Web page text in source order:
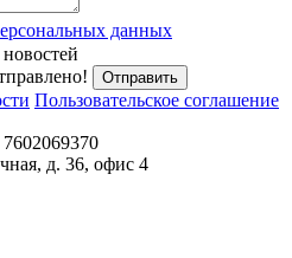
данных
Пользовательское соглашение
д. 36, офис 4